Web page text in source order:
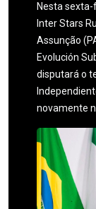
Nesta
Inter Stars
Assunção
Evolución
disputará o
novamente